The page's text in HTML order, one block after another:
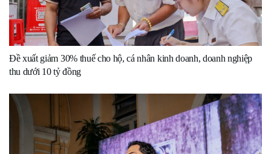
Đề xuất giảm 30% thuế cho hộ, cá nhân kinh doanh, doanh nghiệp
thu dưới 10 tỷ đồng